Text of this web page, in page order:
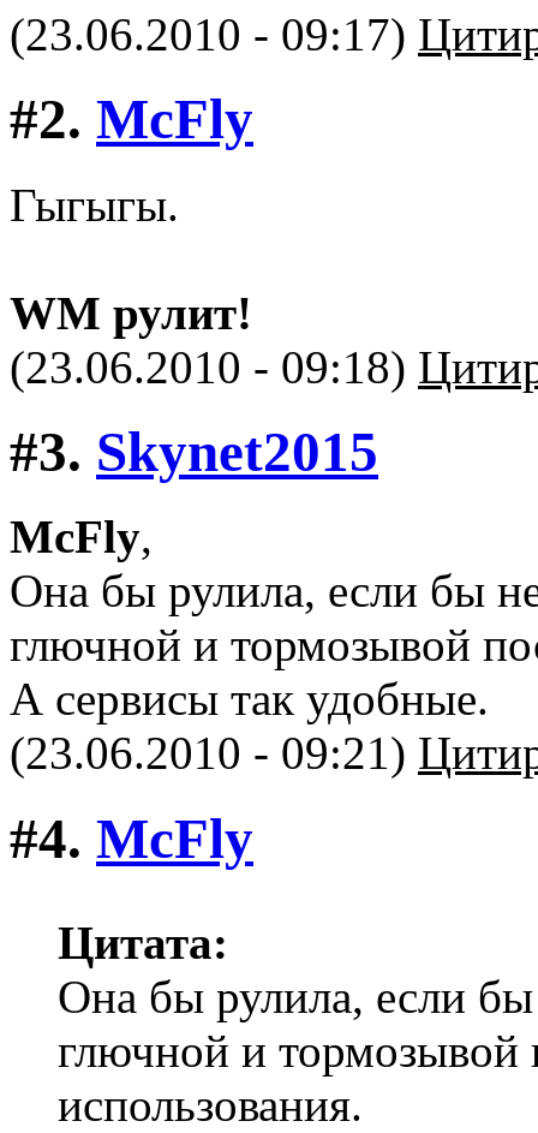
(23.06.2010 - 09:17)
#2. McFly
Гыгыгы.
WM рулит!
(23.06.2010 - 09:18)
#3. Skynet2015
McFly,
Она бы рулила, если бы
глючной и тормозывой
А сервисы так удобные.
(23.06.2010 - 09:21)
#4. McFly
Цитата:
Она бы рулила, если
глючной и тормозывой
использования.